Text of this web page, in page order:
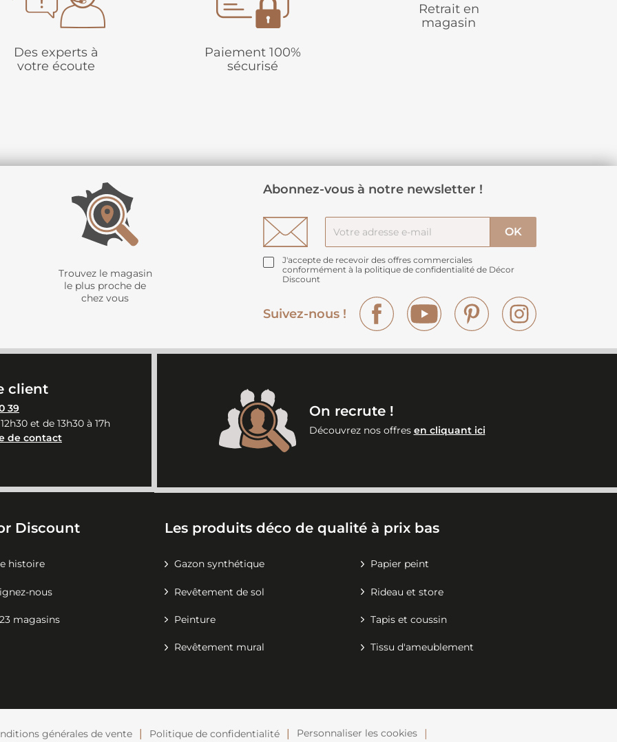
Des experts à
votre écoute
Paiement 100%
sécurisé
Retrait en
magasin
Trouvez le magasin
le plus proche de
chez vous
Abonnez-vous à notre newsletter !
J'accepte de recevoir des offres commerciales
conformément à la politique de confidentialité de Décor
Discount
Suivez-nous !
Facebook YouTube Pinterest
client
39
et de 13h30 à 17h
de contact
On recrute !
Découvrez nos offres en cliquant ici
Discount
histoire
nous
magasins
Les produits déco de qualité à prix bas
Gazon synthétique Papier peint
Revêtement de sol Rideau et store
Peinture Tapis et coussin
Revêtement mural Tissu d'ameublement
générales de vente Politique de confidentialité Personnaliser les cookies